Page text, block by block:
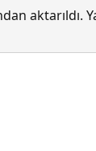
aktarıldı.